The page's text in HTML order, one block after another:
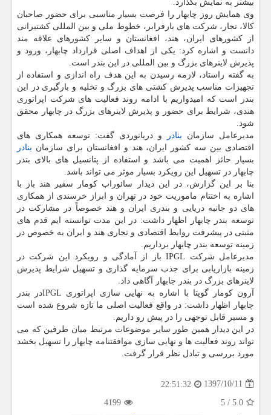
بیشتر به نمایش بگذارد.
وی همایش روز چابهار را فرصت بسیار مناسبی برای حضور صاحبان
كالا، تجار، شركت های بارفرابر، خطوط ملی و بین المللی كشتیرانی
از كشورهای ایران، هند، افغانستان و سایر كشورهای علاقه مند
دانست و اشاره كرد: یكی از اهداف اصلی قرارداد چابهار، ورود و
پذیرش لاینرهای بزرگ و بین المللی در این بندر است.
به گفته راستاد، لازمه رسیدن به این هدف راه اندازی و استفاده از
تجهیزات مناسب پذیرش كشتی های بزرگ و تخلیه و بارگیری در این
بندر است كه امیدواریم با ادامه روند فعالیت های شركت اپراتوری
هندی، شرایط برای حضور و پذیرش لاینرهای بزرگ در چابهار محقق
شود.
مدیرعامل سازمان بنادر
و دریانوردی گفت: توسعه همكاری های
اقتصادی بین سه كشور ایران، هند و افغانستان برای سازمان بنادر
بسیار حائز اهمیت می باشد و استفاده از پتانسیل های بالای بندر
چابهار در تسهیل این رویكرد بسیار موثر می تواند باشد.
بنا بر این گزارش، در این دیدار سائوراب كومار سفیر هند باز با
اشاره به اختتام ماموریت خود در تهران و ابراز خرسندی از همكاری
های دو جانبه دریایی و بندری ایران و هند خصوصاً در مشاركت در
توسعه بندر چابهار اظهار داشت: در این مدت توانسته ایم قدم های
مثبتی در پیشرفت روابط اقتصادی و تجاری هند و ایران به خصوص در
زمینه توسعه بندر چابهار برداریم.
مدیرعامل شركت IPGL باز از آمادگی و رویكرد این شركت در
زمینه بازاریابی برای جذب سرمایه گذاری و تسهیل شرایط پذیرش
لاینرهای بزرگ در بندر جابهار آگاهی داد.
آرون كومار گوپتا با اشاره به نهایی سازی اپراتوری IPGLدر بندر
چابهار اظهار داشت: در واقع فعالیت اصلی ما تازه شروع شده است
و مسیر قابل توجهی را در پیش رو داریم.
در این دیدار همین طور سایر موضوعات مرتبط میان طرفین كه می
تواند روند فعالیت ها و نهایی سازی موافقتنامه چابهار را تسهیل بخشد
مورد بررسی و تبادل نظر قرار گرفت.
1397/10/11
22:51:32
5.0
/
5
4199